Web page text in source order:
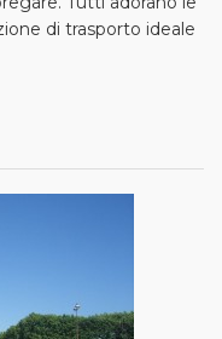
di trasporto ideale